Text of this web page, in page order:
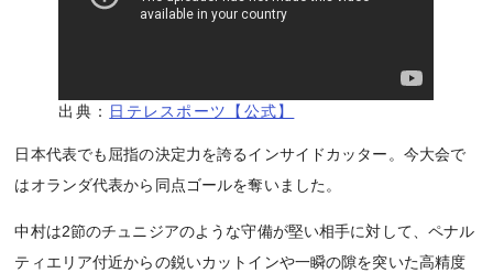
出典： 日テレスポーツ【公式】
日本代表でも屈指の決定力を誇るインサイドカッター。今大会で
はオランダ代表から同点ゴールを奪いました。
中村は2節のチュニジアのような守備が堅い相手に対して、ペナル
ティエリア付近からの鋭いカットインや一瞬の隙を突いた高精度